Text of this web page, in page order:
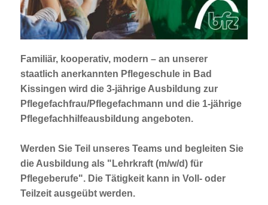
Jobportal
Presse und Medien
bbw e. V.
Karriere
Presse
News Archiv
Familiär, kooperativ, modern – an unserer
staatlich anerkannten Pflegeschule in Bad
Kissingen wird die 3-jährige Ausbildung zur
Pflegefachfrau/Pflegefachmann und die 1-jährige
Pflegefachhilfeausbildung angeboten.
Werden Sie Teil unseres Teams und begleiten Sie
die Ausbildung als "Lehrkraft (m/w/d) für
Pflegeberufe". Die Tätigkeit kann in Voll- oder
Teilzeit ausgeübt werden.